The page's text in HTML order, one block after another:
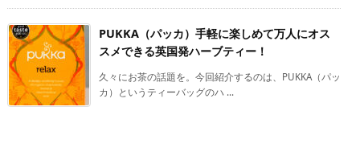
PUKKA（パッカ）手軽に楽しめて万人にオス
スメできる英国発ハーブティー！
久々にお茶の話題を。今回紹介するのは、PUKKA（パッ
カ）というティーバッグのハ ...